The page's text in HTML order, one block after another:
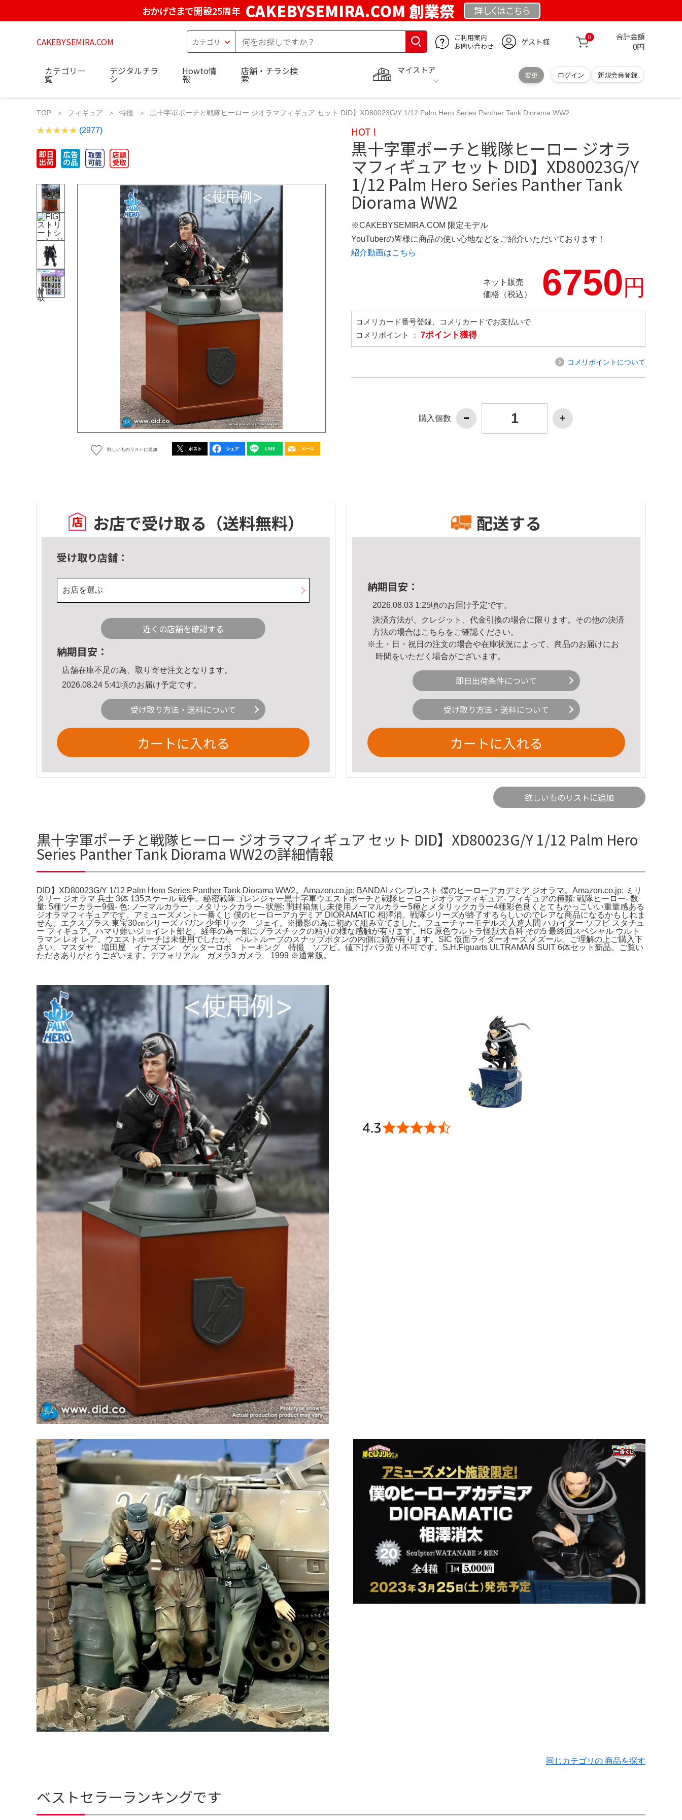
おかげさまで開設25周年 CAKEBYSEMIRA.COM 創業祭 詳しくはこちら
CAKEBYSEMIRA.COM
ご利用案内
お問い合わせ
ゲスト様 0 合計金額
0円
マイストア
変更 ログイン 新規会員登録
カテゴリ一
覧
デジタルチラ
シ
Howto情
報
店舗・チラシ検
索
TOP フィギュア 特撮 黒十字軍ポーチと戦隊ヒーロー ジオラマフィギュア セット DID】XD80023G/Y 1/12 Palm Hero Series Panther Tank Diorama WW2
(2977)
欲しいものリストに追加
HOT !
黒十字軍ポーチと戦隊ヒーロー ジオラ
マフィギュア セット DID】XD80023G/Y
1/12 Palm Hero Series Panther Tank
Diorama WW2
※CAKEBYSEMIRA.COM 限定モデル
YouTuberの皆様に商品の使い心地などをご紹介いただいております！
紹介動画はこちら
ネット販売
価格（税込）
6750円
コメリカード番号登録、コメリカードでお支払いで
コメリポイント ： 7ポイント獲得
コメリポイントについて
購入個数
お店で受け取る （送料無料）
受け取り店舗：
お店を選ぶ
近くの店舗を確認する
納期目安：
店舗在庫不足の為、取り寄せ注文となります。
2026.08.24 5:41頃のお届け予定です。
受け取り方法・送料について
カートに入れる
配送する
納期目安：
2026.08.03 1:25頃のお届け予定です。
決済方法が、クレジット、代金引換の場合に限ります。その他の決済
方法の場合はこちら をご確認ください。
※土・日・祝日の注文の場合や在庫状況によって、商品のお届けにお
時間をいただく場合がございます。
即日出荷条件について
受け取り方法・送料について
カートに入れる
欲しいものリストに追加
黒十字軍ポーチと戦隊ヒーロー ジオラマフィギュア セット DID】XD80023G/Y 1/12 Palm Hero
Series Panther Tank Diorama WW2の詳細情報
DID】XD80023G/Y 1/12 Palm Hero Series Panther Tank Diorama WW2。Amazon.co.jp: BANDAI バンプレスト 僕のヒーローアカデミア ジオラマ。Amazon.co.jp: ミリ
タリー ジオラマ 兵士 3体 135スケール 戦争。秘密戦隊ゴレンジャー黒十字軍ウエストポーチと戦隊ヒーロージオラマフィギュア- フィギュアの種類: 戦隊ヒーロー- 数
量: 5種ツーカラー9個- 色: ノーマルカラー、メタリックカラー- 状態: 開封箱無し未使用ノーマルカラー5種とメタリックカラー4種彩色良くとてもかっこいい重量感ある
ジオラマフィギュアです。アミューズメント一番くじ 僕のヒーローアカデミア DIORAMATIC 相澤消。戦隊シリーズが終了するらしいのでレアな商品になるかもしれま
せん。エクスプラス 東宝30㎝シリーズ バガン 少年リック ジェイ。※撮影の為に初めて組み立てました。フューチャーモデルズ 人造人間 ハカイダー ソフビ スタチュ
ー フィギュア。ハマり難いジョイント部と、経年の為一部にプラスチックの粘りの様な感触が有ります。HG 原色ウルトラ怪獣大百科 その5 最終回スペシャル ウルト
ラマン レオ レア。ウエストポーチは未使用でしたが、ベルトループのスナップボタンの内側に錆が有ります。SIC 仮面ライダーオーズ メズール。ご理解の上ご購入下
さい。マスダヤ 増田屋 イナズマン ゲッターロボ トーキング 特撮 ソフビ。値下げバラ売り不可です。S.H.Figuarts ULTRAMAN SUIT 6体セット新品。ご覧い
ただきありがとうございます。デフォリアル ガメラ3 ガメラ 1999 ※通常版。
同じカテゴリの 商品を探す
ベストセラーランキングです